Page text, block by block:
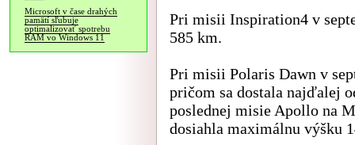
Microsoft v čase drahých
pamätí sľubuje
optimalizovať spotrebu
RAM vo Windows 11
Pri misii Inspiration4 v
585 km.
Pri misii Polaris Dawn v
pričom sa dostala najďalej
poslednej misie Apollo na
dosiahla maximálnu výšku